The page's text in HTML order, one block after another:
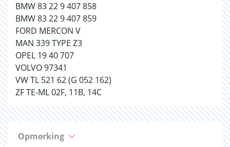
BMW 83 22 9 407 858
BMW 83 22 9 407 859
FORD MERCON V
MAN 339 TYPE Z3
OPEL 19 40 707
VOLVO 97341
VW TL 521 62 (G 052 162)
ZF TE-ML 02F, 11B, 14C
Opmerking